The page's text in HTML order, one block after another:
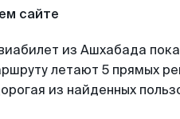
сайте
из Ашхабада
летают 5 прямых
из найденных